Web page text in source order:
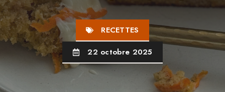
RECETTES
22 octobre 2025